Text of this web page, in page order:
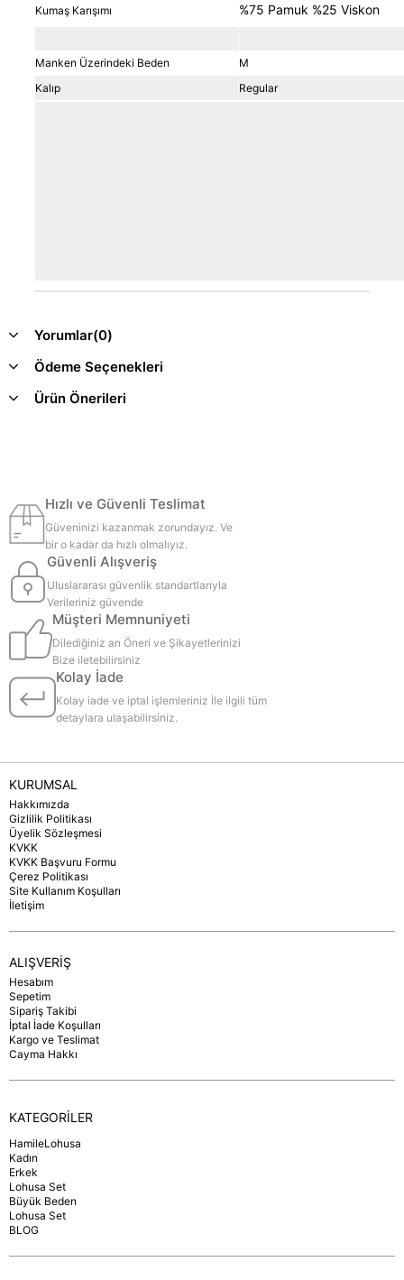
Kumaş Karışımı %75 Pamuk %25 Viskon
Manken Üzerindeki Beden
M
Kalıp
Regular
Yorumlar(0)
Ödeme Seçenekleri
Ürün Önerileri
Hızlı ve Güvenli Teslimat
Güveninizi kazanmak zorundayız. Ve
bir o kadar da hızlı olmalıyız.
Güvenli Alışveriş
Uluslararası güvenlik standartlarıyla
Verileriniz güvende
Müşteri Memnuniyeti
Dilediğiniz an Öneri ve Şikayetlerinizi
Bize iletebilirsiniz
Kolay İade
Kolay iade ve iptal işlemleriniz İle ilgili tüm
detaylara ulaşabilirsiniz.
KURUMSAL
Hakkımızda
Gizlilik Politikası
Üyelik Sözleşmesi
KVKK
KVKK Başvuru Formu
Çerez Politikası
Site Kullanım Koşulları
İletişim
ALIŞVERİŞ
Hesabım
Sepetim
Sipariş Takibi
İptal İade Koşulları
Kargo ve Teslimat
Cayma Hakkı
KATEGORİLER
HamileLohusa
Kadın
Erkek
Lohusa Set
Büyük Beden
Lohusa Set
BLOG